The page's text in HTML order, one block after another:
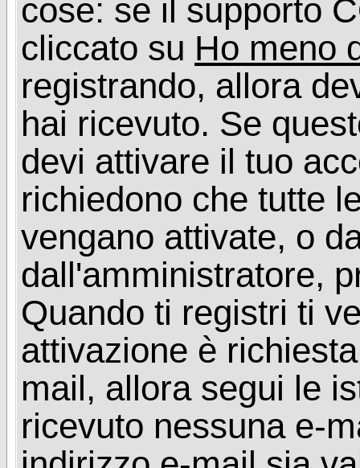
cose: se il supporto
cliccato su Ho meno
registrando, allora
hai ricevuto. Se
devi attivare il tuo
richiedono che tutte
vengano attivate, o
dall'amministratore,
Quando ti registri ti
attivazione è
mail, allora segui le
ricevuto nessuna e-